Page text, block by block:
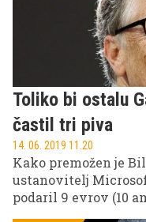
Toliko bi ostalu
častil tri piva
14. 06. 2019 11.20
Kako premožen je
ustanovitelj
podaril 9 evrov (10